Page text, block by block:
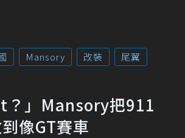
Mansory 改裝
尾翼
？」Mansory把911
像GT賽車